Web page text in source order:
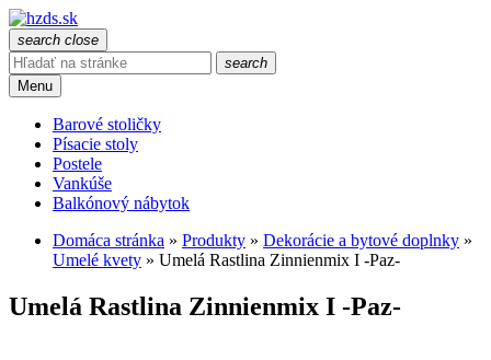
search close
search
Menu
Barové stoličky
Písacie stoly
Postele
Vankúše
Balkónový nábytok
Domáca stránka » Produkty » Dekorácie a bytové doplnky »
Umelé kvety » Umelá Rastlina Zinnienmix I -Paz-
Umelá Rastlina Zinnienmix I -Paz-